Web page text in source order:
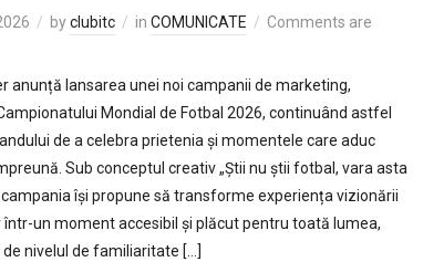
byclubitc in COMUNICATE
Comments are
anunță lansarea unei noi campanii de marketing,
Mondial de Fotbal 2026, continuând astfel
de a celebra prietenia și momentele care aduc
Sub conceptul creativ „Știi nu știi fotbal, vara asta
campania își propune să transforme experiența vizionării
într-un moment accesibil și plăcut pentru toată lumea,
nivelul de familiaritate […]